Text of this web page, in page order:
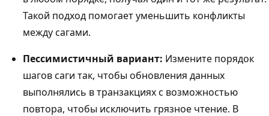
Такой подход помогает уменьшить конфликты
между сагами.
Пессимистичный вариант: Измените порядок
шагов саги так, чтобы обновления данных
выполнялись в транзакциях с возможностью
повтора, чтобы исключить грязное чтение. В